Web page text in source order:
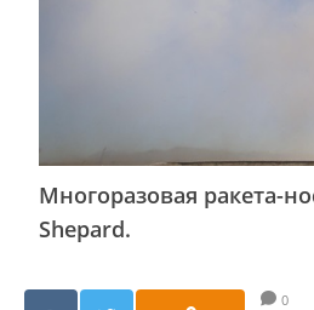
Многоразовая ракета-
Shepard.
0